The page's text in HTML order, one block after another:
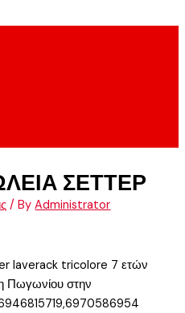
ΣΕΤΤΕΡ
/ ByAdministrator
laverack tricolore 7 ετών
Πωγωνίου στην